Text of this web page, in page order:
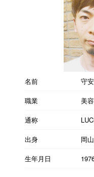
名前
守
職業
美
通称
出身
岡
生年月日